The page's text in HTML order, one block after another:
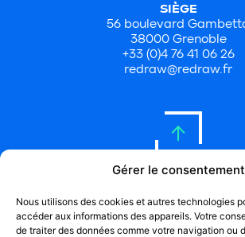
Gérer le consentement
Nous utilisons des cookies et autres technologies
accéder aux informations des appareils. Votre
de traiter des données comme votre navigation ou
SIÈGE
56 boulevard
38000 Grenoble
+33 (0)4 76 41 06 26
redraw@redraw.fr
mentions légalescookiesgérer le